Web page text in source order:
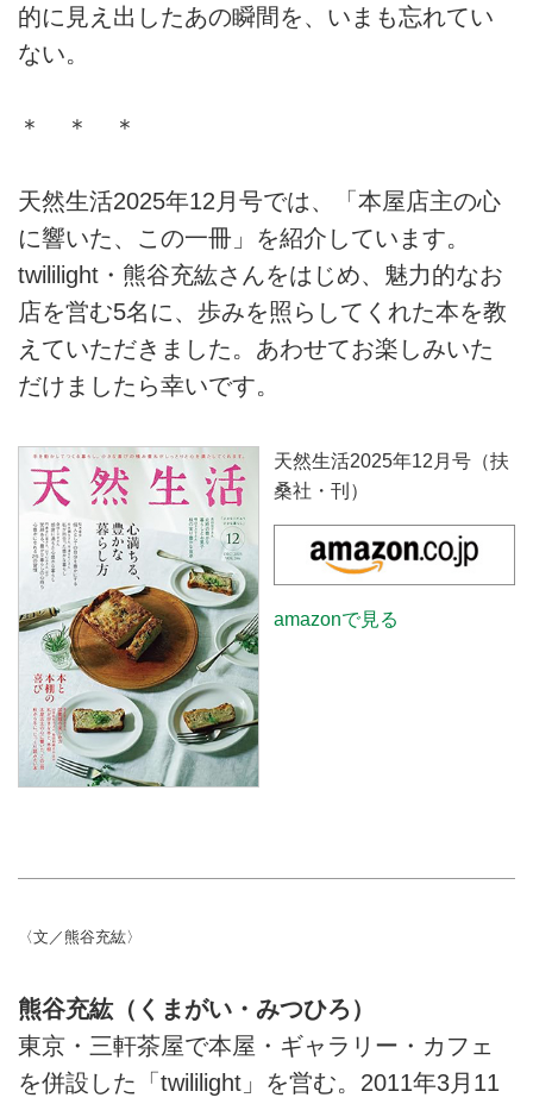
的に見え出したあの瞬間を、いまも忘れてい
ない。
＊ ＊ ＊
天然生活2025年12月号では、「本屋店主の心
に響いた、この一冊」を紹介しています。
twililight・熊谷充紘さんをはじめ、魅力的なお
店を営む5名に、歩みを照らしてくれた本を教
えていただきました。あわせてお楽しみいた
だけましたら幸いです。
天然生活2025年12月号（扶
桑社・刊）
amazonで見る
〈文／熊谷充紘〉
熊谷充紘（くまがい・みつひろ）
東京・三軒茶屋で本屋・ギャラリー・カフェ
を併設した「twililight」を営む。2011年3月11